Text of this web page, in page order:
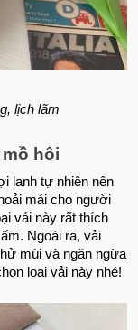
lịch lãm
hôi
lanh tự nhiên nên
mái cho người
vải này rất thích
Ngoài ra, vải
mùi và ngăn ngừa
loại vải này nhé!